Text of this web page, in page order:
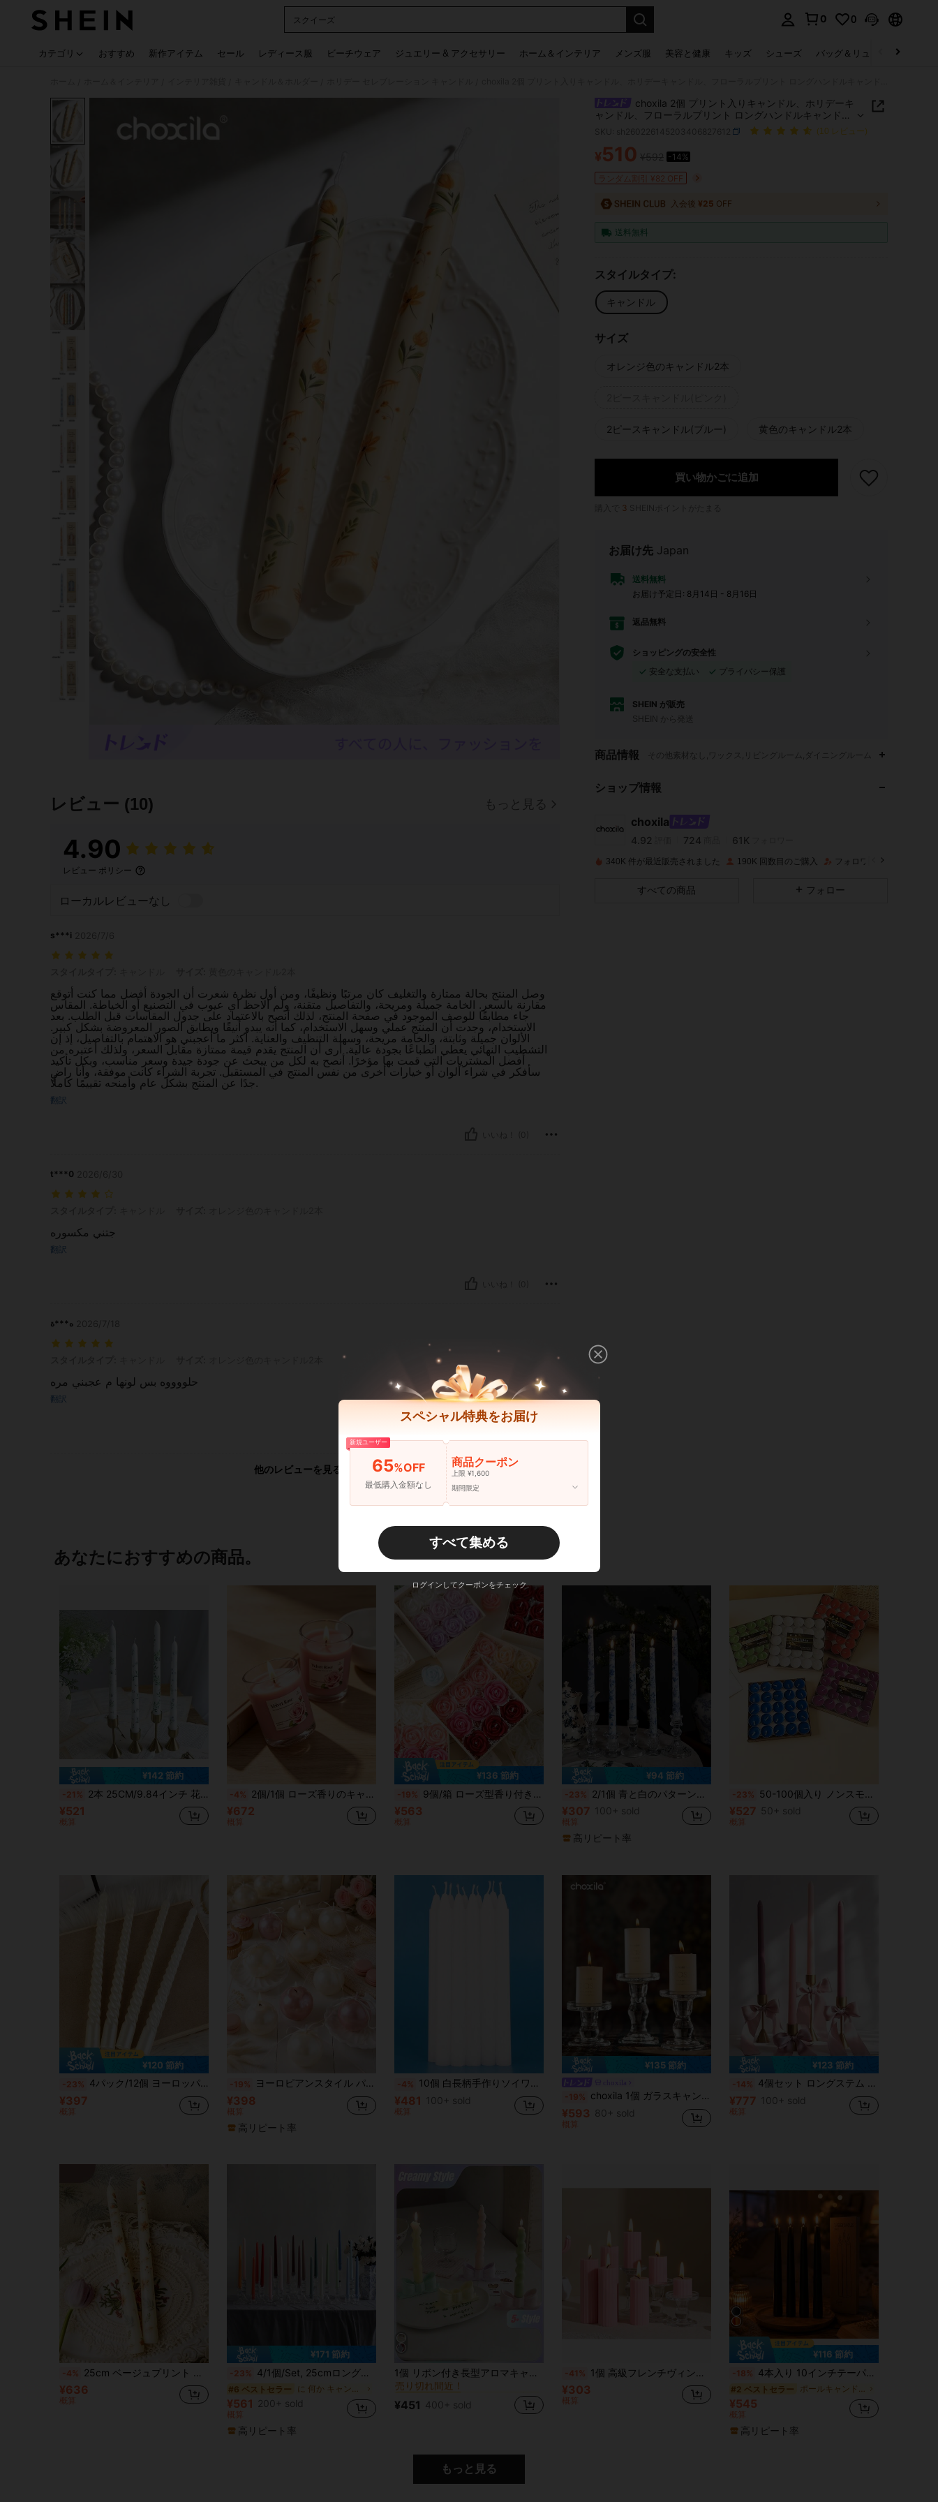
スクイーズ
0 0
カテゴリ おすすめ 新作アイテム セール レディース服 ビーチウェア ジュエリー & アクセサリー ホーム＆インテリア メンズ服 美容と健康 キッズ シューズ バッグ＆リュック
レビュー (10) もっと見る
4.90
レビュー ポリシー
ローカルレビューなし
s***i
وصل المنتج بحالة ممتازة والتغليف كان مرتبًا ونظيفًا، ومن أول نظرة شعرت أن الجودة أفضل مما كنت أتوقع
مقارنة بالسعر. الخامة جميلة ومريحة، والتفاصيل متقنة، ولم ألاحظ أي عيوب في التصنيع أو الخياطة. المقاس
جاء مطابقًا للوصف الموجود في صفحة المنتج، لذلك أنصح بالاعتماد على جدول المقاسات قبل الطلب. بعد
الاستخدام، وجدت أن المنتج عملي وسهل الاستخدام، كما أنه يبدو أنيقًا ويطابق الصور المعروضة بشكل كبير.
الألوان جميلة وثابتة، والخامة مريحة، وسهلة التنظيف والعناية. أكثر ما أعجبني هو الاهتمام بالتفاصيل، إذ إن
التشطيب النهائي يعطي انطباعًا بجودة عالية. أرى أن المنتج يقدم قيمة ممتازة مقابل السعر، ولذلك أعتبره من
أفضل المشتريات التي قمت بها مؤخرًا. أنصح به لكل من يبحث عن جودة جيدة وسعر مناسب، وبكل تأكيد
سأفكر في شراء ألوان أو خيارات أخرى من نفس المنتج في المستقبل. تجربة الشراء كانت موفقة، وأنا راضٍ
جدًا عن المنتج بشكل عام وأمنحه تقييمًا كاملًا.
翻訳
t***0
جتني مكسوره
翻訳
ه***ة
حلووووه بس لونها م عجبني مره
翻訳
他のレビューを見る
choxila 2個 プリント入りキャンドル、ホリデーキ
ャンドル、フローラルプリント ロングハンドルキャンド
ル、ロマンチックなヨーロッパ製 無煙無臭キャンドル、結
婚式、誕生日パーティー、ロマンチックディナー、ホーム
デコレーション、ラマダンギフトに適しています
(10 レビュー)
PRICE AND AVAILABILITY
¥510 -14%
ランダム割引 ¥82 OFF
入会後 ¥25 OFF
送料無料
スタイルタイプ:
キャンドル
サイズ
オレンジ色のキャンドル2本
2ピースキャンドル(ブルー) 黄色のキャンドル2本
買い物かごに追加
3
お届け先 Japan
送料無料
お届け予定日: 8月14日 - 8月16日
返品無料
ショッピングの安全性
安全な支払い
プライバシー保護
SHEIN が販売
SHEIN から発送
商品情報 その他素材なし,ワックス,リビングルーム,ダイニングルーム
ショップ情報
choxila
4.92 724
4.92
4.92 724 61K
は1日前 に購入しました
340K 件が最近販売されました 190K 回数目のご購入 フォロワー数急増 16%
すべての商品 フォロー
あなたにおすすめの商品。
¥142 節約
-21% 2本 25CM/9.84インチ 花柄プリント ロングテーパーキャンドル、無煙無香、ウェディング 誕生日 ロマンチックディナー装飾、テーブルセンターピース、リビングルーム ホームオーナメント、通年使える雰囲気ギフト 女性向け
¥521
概算
-4% 2個/1個 ローズ香りのキャンドル、ローズの香り、ホリデーキャンドル、ハンドメイドキャンドル、ウェディング記念品装飾、母の日、誕生日雰囲気キャンドル、大豆と蜜蝋キャンドル | シングルウィックキャンドル、多機能ホリデー装飾、電池不要、キャンドルホルダー装飾、ウェディング記念品、ホリデーホームデコレーションに適しています、アロマテラピーキャンドル、リラックス、入浴、ヨガに適しています、ウェディングギフト、写真撮影の小道具、装飾的な背景、心のこもった、入浴、ヨガ、ウェディング記念品調達商品
¥672
概算
¥136 節約
-19% 9個/箱 ローズ型香り付きキャンドル 3D牡丹キャンドル、ホームデコレーション、パーティー集会、テーブルトップ装飾、ホリデーギフト、ディナー、バンケット/パーティー、リラクゼーション/瞑想、アンビエントライティング、女性へのギフト、ウェディングの記念品に適しています
¥563
概算
¥94 節約
-23% 2/1個 青と白のパターン柄 ロングスティックキャンドル、9.84インチ ヴィンテージパターン テーブルキャンドル装飾、中国風フラワー ロングスティックキャンドル、結婚式、宴会、ホームデコレーション、パーティー装飾に適したロングスティックキャンドル、友人へのギフトとして
¥307 100+ sold
概算
高リピート率
-23% 50-100個入り ノンスモーク ティーライトキャンドル ロマンチック バースデー プロポーズ お見合い ラウンド アロマテラピー ホテル ホーム 湯煎ワックス シール ヒーター ハロウィン スプーキー 秋 祭り クリスマス 冬 祝祭 部屋の装飾 ギフト
¥527 50+ sold
概算
¥120 節約
-23% 4パック/12個 ヨーロッパ風 ロングハンドル スパイラルキャンドルホルダー、バレンタインデーギフト 雰囲気キャンドル、ロマンチックなキャンドルライトディナー装飾 結婚式 誕生日キャンドル
¥397
概算
-19% ヨーロピアンスタイル パール調 無炎キャンドル、ホームデコレーション、ウェディング、パーティー、ダイニングテーブルの装飾、ホリデーギフト、ディナー、バンケット/パーティー、リラックス/瞑想、ムードライティング、感謝祭、クリスマス、ハロウィンに適しています
¥398
概算
高リピート率
-4% 10個 白長柄手作りソイワックスキャンドル、無臭無煙、非常用照明として使用可能、1本6時間燃焼、カップルのレストラン、ダイニングテーブル、パーティー会場、ロマンチックディナー、ホームデコレーション、誕生日パーティー、記念品、誕生日キャンドル、ラマダンに適しています
¥481 100+ sold
概算
¥135 節約
-19% choxila 1個 ガラスキャンドルホルダー クリア キャンドルホルダー デコラティブキャンドルスタンド 丸型ベース クリスタルキャンドルスタンド ルーム デコレーション
¥593 80+ sold
概算
¥123 節約
-14% 4個セット ロングステム 無煙ウェディングキャンドル、ホリデーキャンドル、キャンドルライトディナーキャンドル、ホームデコレーション、バースデーキャンドル、複数色展開、バンケットパーティー ロマンチックウェディング、会場装飾、テーブルトップ装飾 ロングステムキャンドル
¥777 100+ sold
概算
-4% 25cm ベージュプリント ワックスキャンドル 結婚式用
¥636
概算
¥171 節約
-23% 4/1個/Set, 25cmロングポール グラデーションカラー 無煙キャンドル 4本入りボックス, ホリデーキャンドル, キャンドルライトディナーキャンドル, ホームデコレーション, バースデーキャンドル, 多色展開, 宴会パーティー ロマンチックウェディング, 会場装飾
#6 ベストセラー に 何か キャンドル
¥561 200+ sold
概算
高リピート率
1個 リボン付き長型アロマキャンドルホルダー、直径約2.2cmの長型キャンドル用、テーブルデコレーション、お祝いや家族集まりに、ウェディングや新築祝いのギフトに、ルームデコ、ギフト用
売り切れ間近！
#1 ベストセラー
#1 ベストセラー
#1 ベストセラー に ウェディング キャンドル＆ホルダー
¥451 400+ sold
-41% 1個 高級フレンチヴィンテージシリンダー型香り付きキャンドル - ホームデコレーション、ウェディング、ウェディングデコレーション、パーティー、ロマンチックな雰囲気作りに最適な無煙アロマセラピー | フォトプロップス、ギフトアイデア、プレミアムソイキャンドル
¥303
概算
¥116 節約
-18% 4本入り 10インチテーパーキャンドル - 滴りなし、無煙、無香料 - 結婚式、ディナー、クリスマスに適しています
#2 ベストセラー ポールキャンドル
¥545
概算
高リピート率
もっと見る
スペシャル特典をお届け
新規ユーザー
65%OFF
最低購入金額なし
商品クーポン
上限 ¥1,600
期間限定
すべて集める
ログインしてクーポンをチェック